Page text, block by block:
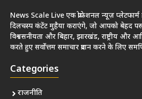
News Scale Live एक प्रोफेशनल न्यूज़
दिलचस्प कंटेंट मुहैया कराएंगे, जो आपको बेहद
विश्वसनीयता और बिहार, झारखंड, राष्ट्रीय और
करते हुए सर्वोत्तम समाचार प्रदान करने के लिए
Categories
राजनीति